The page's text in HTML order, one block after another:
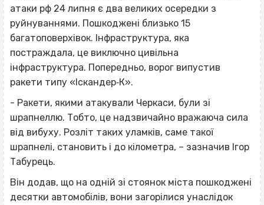
атаки рф 24 липня є два великих осередки з
руйнуваннями. Пошкоджені близько 15
багатоповерхівок. Інфраструктура, яка
постраждала, це виключно цивільна
інфраструктура. Попередньо, ворог випустив
ракети типу «Іскандер‐К».
- Ракети, якими атакували Черкаси, були зі
шрапнеллю. Тобто, це надзвичайно вражаюча сила
від вибуху. Розліт таких уламків, саме такої
шрапнелі, становить і до кілометра, – зазначив Ігор
Табурець.
Він додав, що на одній зі стоянок міста пошкоджені
десятки автомобілів, вони загорілися унаслідок